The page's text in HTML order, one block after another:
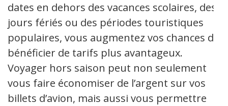
dates en dehors des vacances scolaires, des
jours fériés ou des périodes touristiques
populaires, vous augmentez vos chances de
bénéficier de tarifs plus avantageux.
Voyager hors saison peut non seulement
vous faire économiser de l’argent sur vos
billets d’avion, mais aussi vous permettre